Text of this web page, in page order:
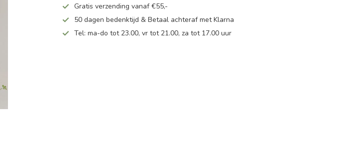
Gratis verzending vanaf €55,-
50 dagen bedenktijd & Betaal achteraf met Klarna
Tel: ma-do tot 23.00, vr tot 21.00, za tot 17.00 uur